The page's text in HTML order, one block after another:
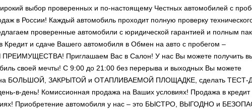
выбор проверенных и по-настоящему Честных автомобилей с
в России! Каждый автомобиль проходит полную проверку
проверенные автомобили с юридической гарантией и полным
Кредит и сдаче Вашего автомобиля в Обмен на авто с пробегом –
Приглашаем Вас в Салон! У нас Вы можете получить
своей мечты! С 9:00 до 21:00 без перерыва и выходных Вы можете
на БОЛЬШОЙ, ЗАКРЫТОЙ и ОТАПЛИВАЕМОЙ ПЛОЩАДКЕ, сделать ТЕСТ-
в-день! Комиссионная продажа на Ваших условиях! Продажа в кредит
Приобретение автомобиля у нас – это БЫСТРО, ВЫГОДНО и